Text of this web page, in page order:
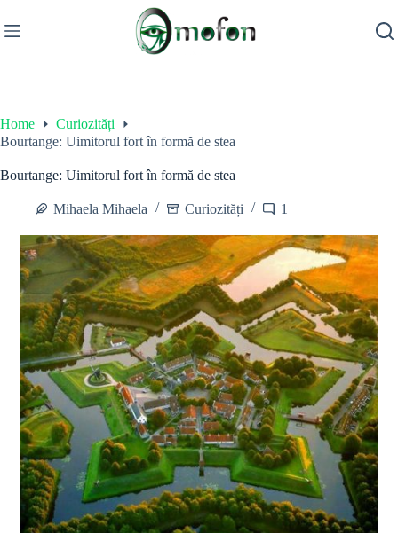
to
content
Home
Curiozități
Bourtange: Uimitorul fort în formă de stea
Bourtange: Uimitorul fort în formă de stea
Mihaela Mihaela Curiozități 1